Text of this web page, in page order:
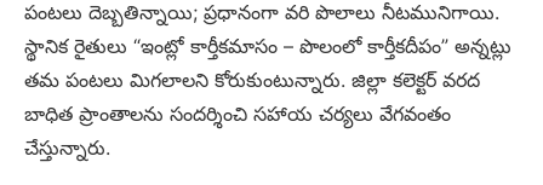
పంటలు దెబ్బతిన్నాయి; ప్రధానంగా వరి పొలాలు నీటమునిగాయి.
స్థానిక రైతులు “ఇంట్లో కార్తీకమాసం – పొలంలో కార్తీకదీపం” అన్నట్లు
తమ పంటలు మిగలాలని కోరుకుంటున్నారు. జిల్లా కలెక్టర్ వరద
బాధిత ప్రాంతాలను సందర్శించి సహాయ చర్యలు వేగవంతం
చేస్తున్నారు.